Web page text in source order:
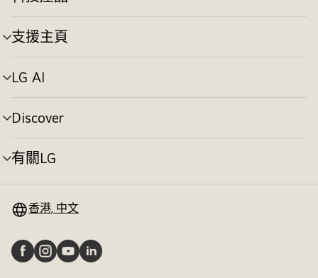
換
選
單
切
換
支援主頁
選
單
切
換
LG AI
選
單
切
換
Discover
選
單
切
換
有關LG
選
換 香港, 中文